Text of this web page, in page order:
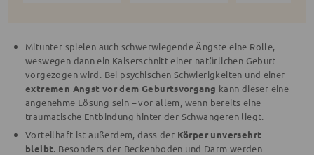
Mitunter spielen auch schwerwiegende Ängste eine Rolle,
weswegen dann ein Kaiserschnitt einer natürlichen Geburt
vorgezogen wird. Bei psychischen Schwierigkeiten und einer
extremen Angst vor dem Geburtsvorgang kann dieser eine
angenehme Lösung sein – vor allem, wenn bereits eine
traumatische Entbindung hinter der Schwangeren liegt.
Vorteilhaft ist außerdem, dass der Körper unversehrt
bleibt. Besonders der Beckenboden und Darm werden